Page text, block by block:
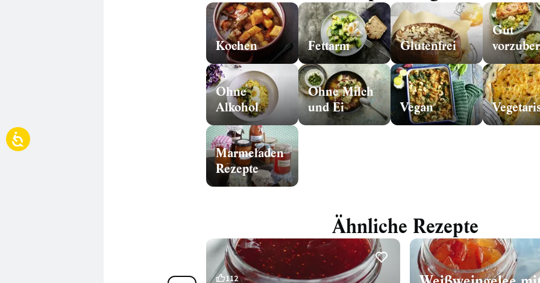
Kochen Fettarm Glutenfrei
Gut
Ohne
Alkohol
Ohne Milch
und Ei
Vegan
Marmeladen
Rezepte
Ähnliche Rezepte
112